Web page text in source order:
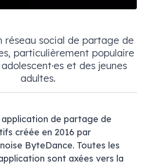
réseau social de partage de
particulièrement populaire
et des jeunes
adultes.
de partage de
créée en 2016 par
ByteDance. Toutes les
sont axées vers la